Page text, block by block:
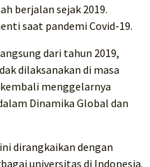
berjalan sejak 2019.
saat pandemi Covid-19.
dari tahun 2019,
dilaksanakan di masa
menggelarnya
Dinamika Global dan
dirangkaikan dengan
universitas di Indonesia.